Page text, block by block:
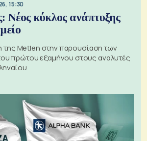
15:30
Νέος κύκλος ανάπτυξης
της Metlen στην παρουσίαση των
πρώτου εξαμήνου στους αναλυτές